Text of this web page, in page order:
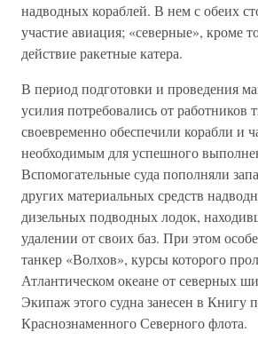
надводных кораблей. В нем с обеих
участие авиация; «северные», кроме
действие ракетные катера.
В период подготовки и проведения
усилия потребовались от работников
своевременно обеспечили корабли и
необходимым для успешного
Вспомогательные суда пополняли
других материальных средств
дизельных подводных лодок,
удалении от своих баз. При этом
танкер «Волхов», курсы которого
Атлантическом океане от северных
Экипаж этого судна занесен в Книгу
Краснознаменного Северного флота.